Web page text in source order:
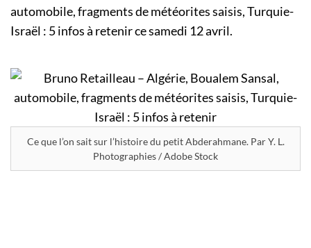
automobile, fragments de météorites saisis, Turquie-
Israël : 5 infos à retenir ce samedi 12 avril.
Ce que l’on sait sur l’histoire du petit Abderahmane. Par Y. L.
Photographies / Adobe Stock